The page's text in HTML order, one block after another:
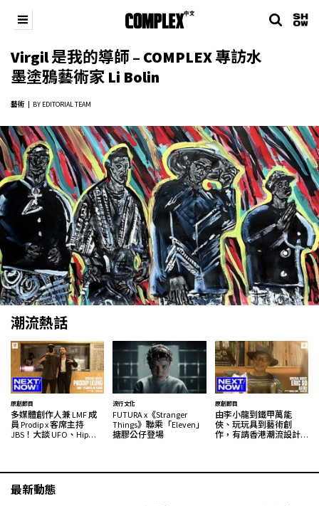
Virgil 是我的導師 – COMPLEX 專訪水
墨塗鴉藝術家 Li Bolin
藝術 BY EDITORIAL TEAM
潮流熱話
原創節目
多媒體創作人兼 LMF 成
員 Prodip x 客席主持
JBS！大談 UFO、Hip
流行文化
FUTURA x《Stranger
Things》聯乘「Eleven」
搪膠公仔登場
原創節目
由李小龍到鐵甲萬能
俠、玩玩具到藝術創
作，有請香港潮流設計
最新動態